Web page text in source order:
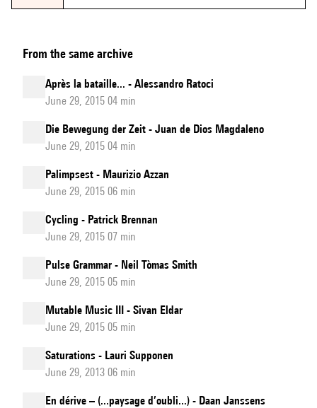
From the same archive
Après la bataille... - Alessandro Ratoci
June 29, 2015 04 min
Die Bewegung der Zeit - Juan de Dios Magdaleno
June 29, 2015 04 min
Palimpsest - Maurizio Azzan
June 29, 2015 06 min
Cycling - Patrick Brennan
June 29, 2015 07 min
Pulse Grammar - Neil Tòmas Smith
June 29, 2015 05 min
Mutable Music III - Sivan Eldar
June 29, 2015 05 min
Saturations - Lauri Supponen
June 29, 2013 06 min
En dérive – (...paysage d’oubli...) - Daan Janssens